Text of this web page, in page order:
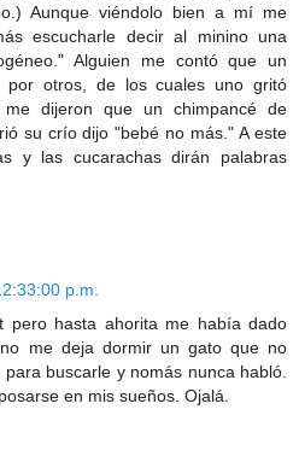
Aunque viéndolo bien a mí me
escucharle decir al minino una
Alguien me contó que un
por otros, de los cuales uno gritó
me dijeron que un chimpancé de
su crío dijo "bebé no más." A este
y las cucarachas dirán palabras
p.m.
pero hasta ahorita me había dado
me deja dormir un gato que no
buscarle y nomás nunca habló.
en mis sueños. Ojalá.